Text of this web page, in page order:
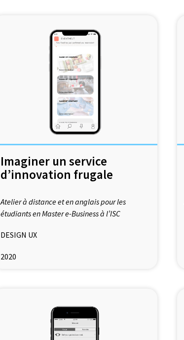
Imaginer un service
d’innovation frugale
Atelier à distance et en anglais pour les
étudiants en Master e-Business à l’ISC
DESIGN UX
2020